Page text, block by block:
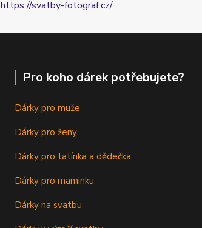
https://svatby-fotograf.cz/
Pro koho dárek potřebujete?
Dárky pro muže
Dárky pro ženy
Dárky pro tatínka a dědečka
Dárky pro maminku
Dárky na svatbu